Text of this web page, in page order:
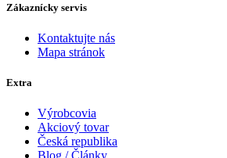
Zákaznícky servis
Kontaktujte nás
Mapa stránok
Extra
Výrobcovia
Akciový tovar
Česká republika
Blog / Články